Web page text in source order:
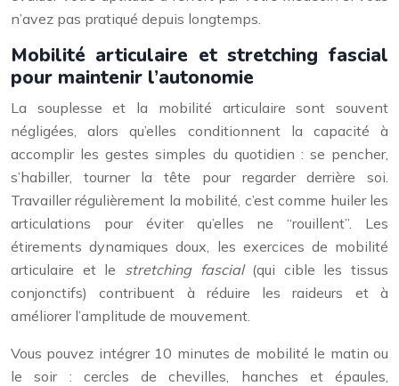
n’avez pas pratiqué depuis longtemps.
Mobilité articulaire et stretching fascial
pour maintenir l’autonomie
La souplesse et la mobilité articulaire sont souvent
négligées, alors qu’elles conditionnent la capacité à
accomplir les gestes simples du quotidien : se pencher,
s’habiller, tourner la tête pour regarder derrière soi.
Travailler régulièrement la mobilité, c’est comme huiler les
articulations pour éviter qu’elles ne “rouillent”. Les
étirements dynamiques doux, les exercices de mobilité
articulaire et le stretching fascial(qui cible les tissus
conjonctifs) contribuent à réduire les raideurs et à
améliorer l’amplitude de mouvement.
Vous pouvez intégrer 10 minutes de mobilité le matin ou
le soir : cercles de chevilles, hanches et épaules,